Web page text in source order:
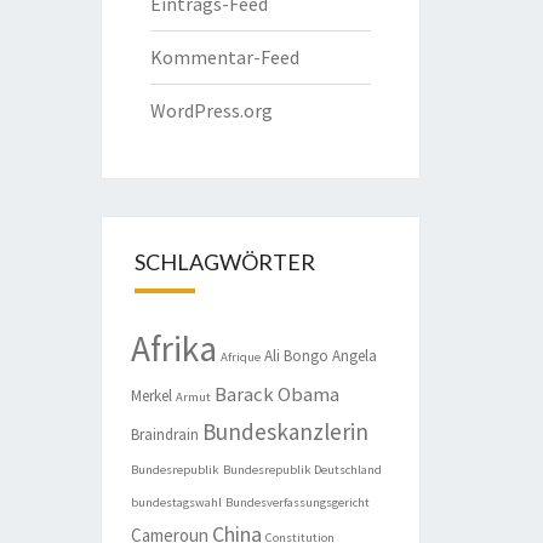
Kommentar-Feed
WordPress.org
SCHLAGWÖRTER
Afrika Afrique Ali Bongo Angela
Merkel Armut Barack Obama
Braindrain Bundeskanzlerin
Bundesrepublik Bundesrepublik Deutschland
bundestagswahl Bundesverfassungsgericht
Cameroun China Constitution